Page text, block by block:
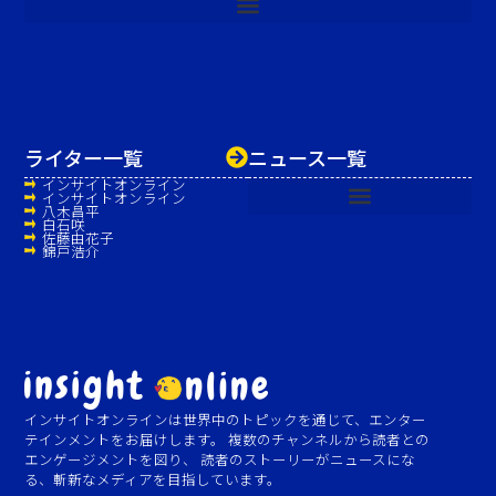
インサイトオンラインは世界中のトピックを通じて、エンター
テインメントをお届けします。 複数のチャンネルから読者との
エンゲージメントを図り、 読者のストーリーがニュースにな
る、斬新なメディアを目指しています。
ニュース一覧
ライター一覧
インサイトオンライン
インサイトオンライン
八木昌平
白石咲
佐藤由花子
錦戸浩介